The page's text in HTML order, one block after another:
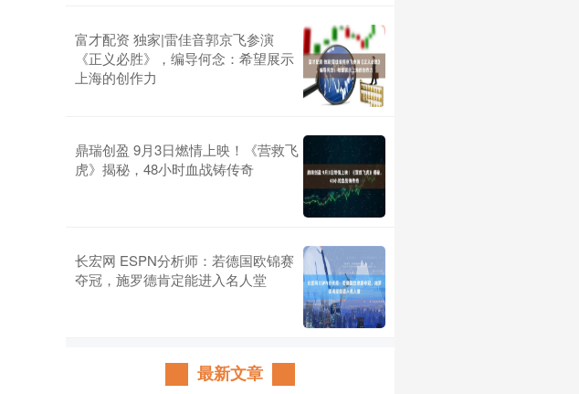
富才配资 独家|雷佳音郭京飞参演
《正义必胜》，编导何念：希望展示
上海的创作力
鼎瑞创盈 9月3日燃情上映！《营救飞
虎》揭秘，48小时血战铸传奇
长宏网 ESPN分析师：若德国欧锦赛
夺冠，施罗德肯定能进入名人堂
最新文章